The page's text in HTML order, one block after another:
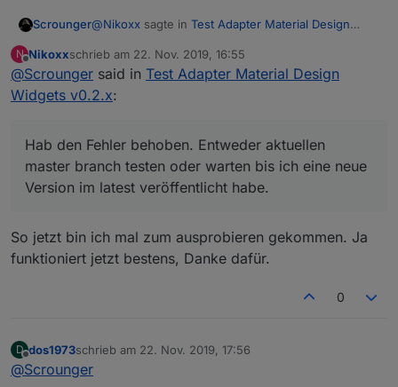
Scrounger@Nikoxx sagte in Test Adapter Material Design
Genauso hab ich mir das gedacht, funktioniert
aber leider nicht. Er blendet die
ausgeblendeten y Achsen ein wenn ich die
anzeigen lasse werden sie auch ausgeblendet
Hab den Fehler behoben. Entweder aktuellen
Version im latest veröffentlicht habe.
N
Offline
Nikoxxschrieb am 22. Nov. 2019, 16:55
zuletzt editiert von
@Scrounger said in Test Adapter Material Design
Widgets v0.2.x:
Hab den Fehler behoben. Entweder aktuellen
master branch testen oder warten bis ich eine neue
Version im latest veröffentlicht habe.
So jetzt bin ich mal zum ausprobieren gekommen. Ja
funktioniert jetzt bestens, Danke dafür.
0
D
Offline
dos1973schrieb am 22. Nov. 2019, 17:56
zuletzt editiert von
@Scrounger